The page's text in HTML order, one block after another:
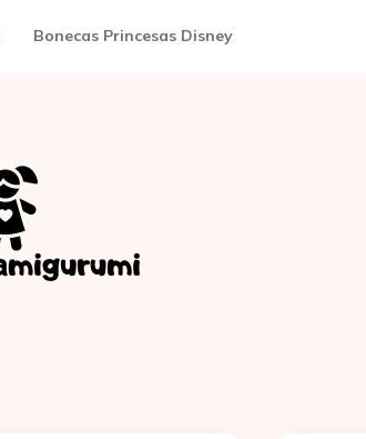
Bonecas Princesas Disney